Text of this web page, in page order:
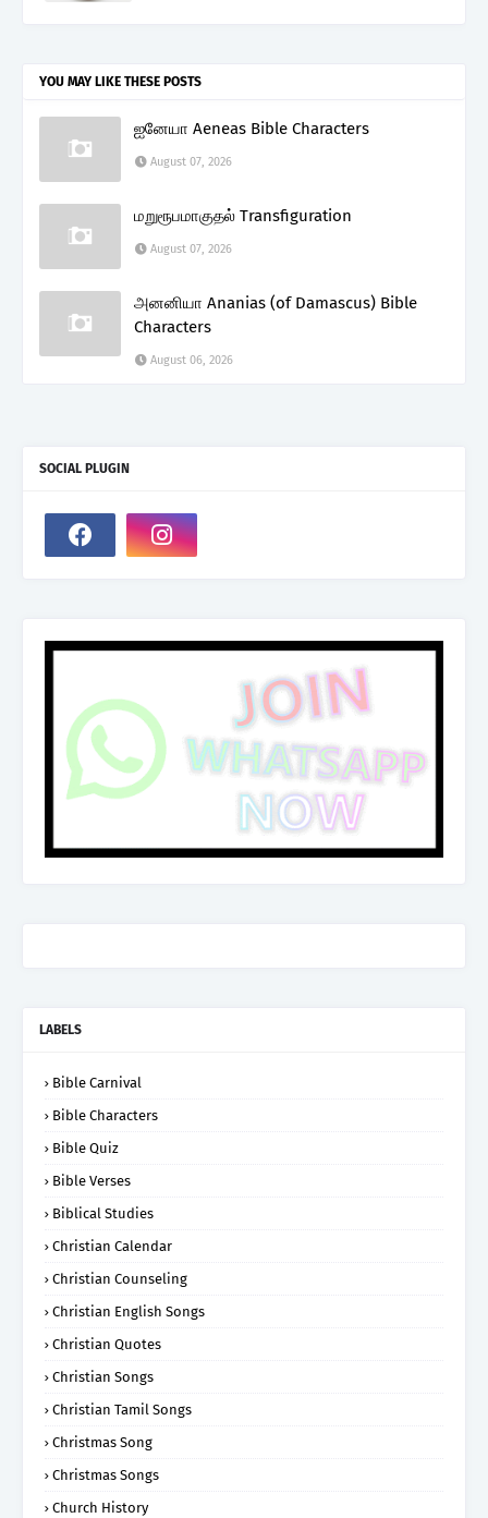
YOU MAY LIKE THESE POSTS
ஐனேயா Aeneas Bible Characters
August 07, 2026
மறுரூபமாகுதல் Transfiguration
August 07, 2026
அனனியா Ananias (of Damascus) Bible
Characters
August 06, 2026
SOCIAL PLUGIN
LABELS
Bible Carnival
Bible Characters
Bible Quiz
Bible Verses
Biblical Studies
Christian Calendar
Christian Counseling
Christian English Songs
Christian Quotes
Christian Songs
Christian Tamil Songs
Christmas Song
Christmas Songs
Church History